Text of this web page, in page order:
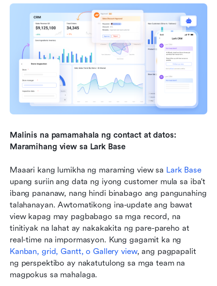
Malinis na pamamahala ng contact at datos:
Maramihang view sa Lark Base
Maaari kang lumikha ng maraming view sa Lark Base
upang suriin ang data ng iyong customer mula sa iba't
ibang pananaw, nang hindi binabago ang pangunahing
talahanayan. Awtomatikong ina-update ang bawat
view kapag may pagbabago sa mga record, na
tinitiyak na lahat ay nakakakita ng pare-pareho at
Kanban, grid, Gantt, o Gallery view, ang pagpapalit
ng perspektibo ay nakatutulong sa mga team na
magpokus sa mahalaga.